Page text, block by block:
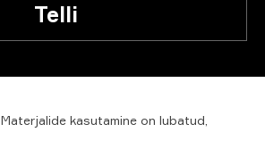
Telli
Materjalide kasutamine on lubatud,